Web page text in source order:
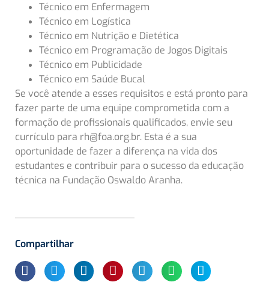
Técnico em Enfermagem
Técnico em Logística
Técnico em Nutrição e Dietética
Técnico em Programação de Jogos Digitais
Técnico em Publicidade
Técnico em Saúde Bucal
Se você atende a esses requisitos e está pronto para
fazer parte de uma equipe comprometida com a
formação de profissionais qualificados, envie seu
currículo para rh@foa.org.br. Esta é a sua
oportunidade de fazer a diferença na vida dos
estudantes e contribuir para o sucesso da educação
técnica na Fundação Oswaldo Aranha.
Compartilhar